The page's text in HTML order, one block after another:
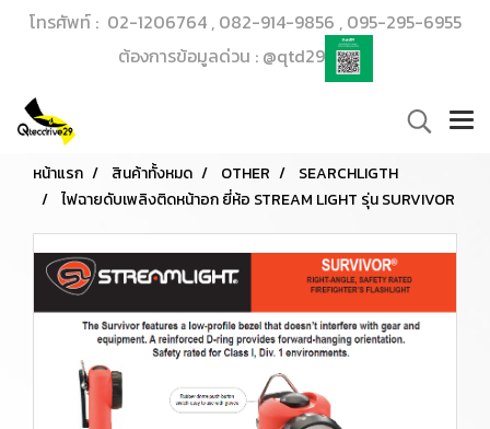
โทรศัพท์ : 02-1206764 , 082-914-9856 , 095-295-6955
ต้องการข้อมูลด่วน : @qtd29
หน้าแรก สินค้าทั้งหมด OTHER
SEARCHLIGTH
ไฟฉายดับเพลิงติดหน้าอก ยี่ห้อ STREAM LIGHT รุ่น SURVIVOR